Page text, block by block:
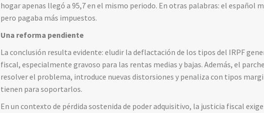
hogar apenas llegó a 95,7 en el mismo periodo. En otras palabras: el español
pero pagaba más impuestos.
Una reforma pendiente
La conclusión resulta evidente: eludir la deflactación de los tipos del IRPF
fiscal, especialmente gravoso para las rentas medias y bajas. Además, el
resolver el problema, introduce nuevas distorsiones y penaliza con tipos
tienen para soportarlos.
En un contexto de pérdida sostenida de poder adquisitivo, la justicia fiscal